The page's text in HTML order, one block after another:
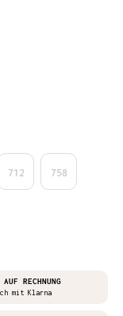
712 758
AUF RECHNUNG
mit Klarna